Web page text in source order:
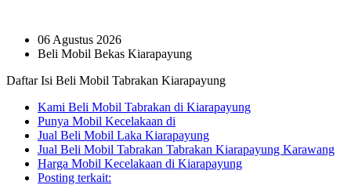
06 Agustus 2026
Beli Mobil Bekas Kiarapayung
Daftar Isi Beli Mobil Tabrakan Kiarapayung
Kami Beli Mobil Tabrakan di Kiarapayung
Punya Mobil Kecelakaan di
Jual Beli Mobil Laka Kiarapayung
Jual Beli Mobil Tabrakan Tabrakan Kiarapayung Karawang
Harga Mobil Kecelakaan di Kiarapayung
Posting terkait: